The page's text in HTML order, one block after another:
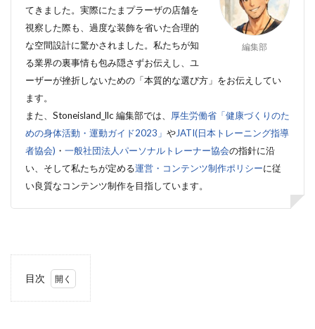
編集部
てきました。実際にたまプラーザの店舗を
視察した際も、過度な装飾を省いた合理的
な空間設計に驚かされました。私たちが知
る業界の裏事情も包み隠さずお伝えし、ユ
ーザーが挫折しないための「本質的な選び方」をお伝えしてい
ます。
また、Stoneisland_llc 編集部では、 厚生労働省「健康づくりのた
めの身体活動・運動ガイド2023」 やJATI(日本トレーニング指導
者協会) ・ 一般社団法人パーソナルトレーナー協会の指針に沿
い、そして私たちが定める運営・コンテンツ制作ポリシーに従
い良質なコンテンツ制作を目指しています。
目次